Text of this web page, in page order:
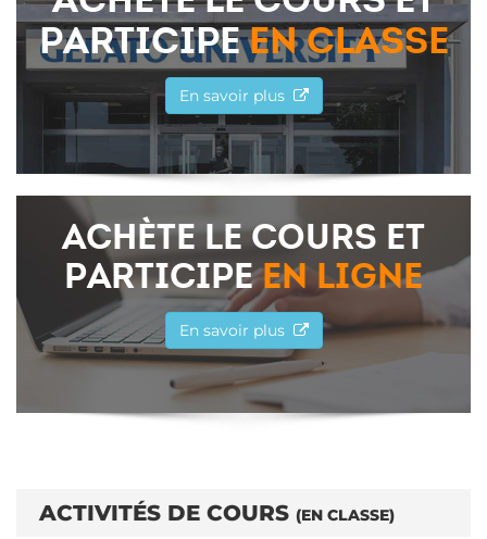
PARTICIPEEN CLASSE
En savoir plus
ACHÈTE LE COURS ET
PARTICIPEEN LIGNE
En savoir plus
ACTIVITÉS DE COURS (EN CLASSE)